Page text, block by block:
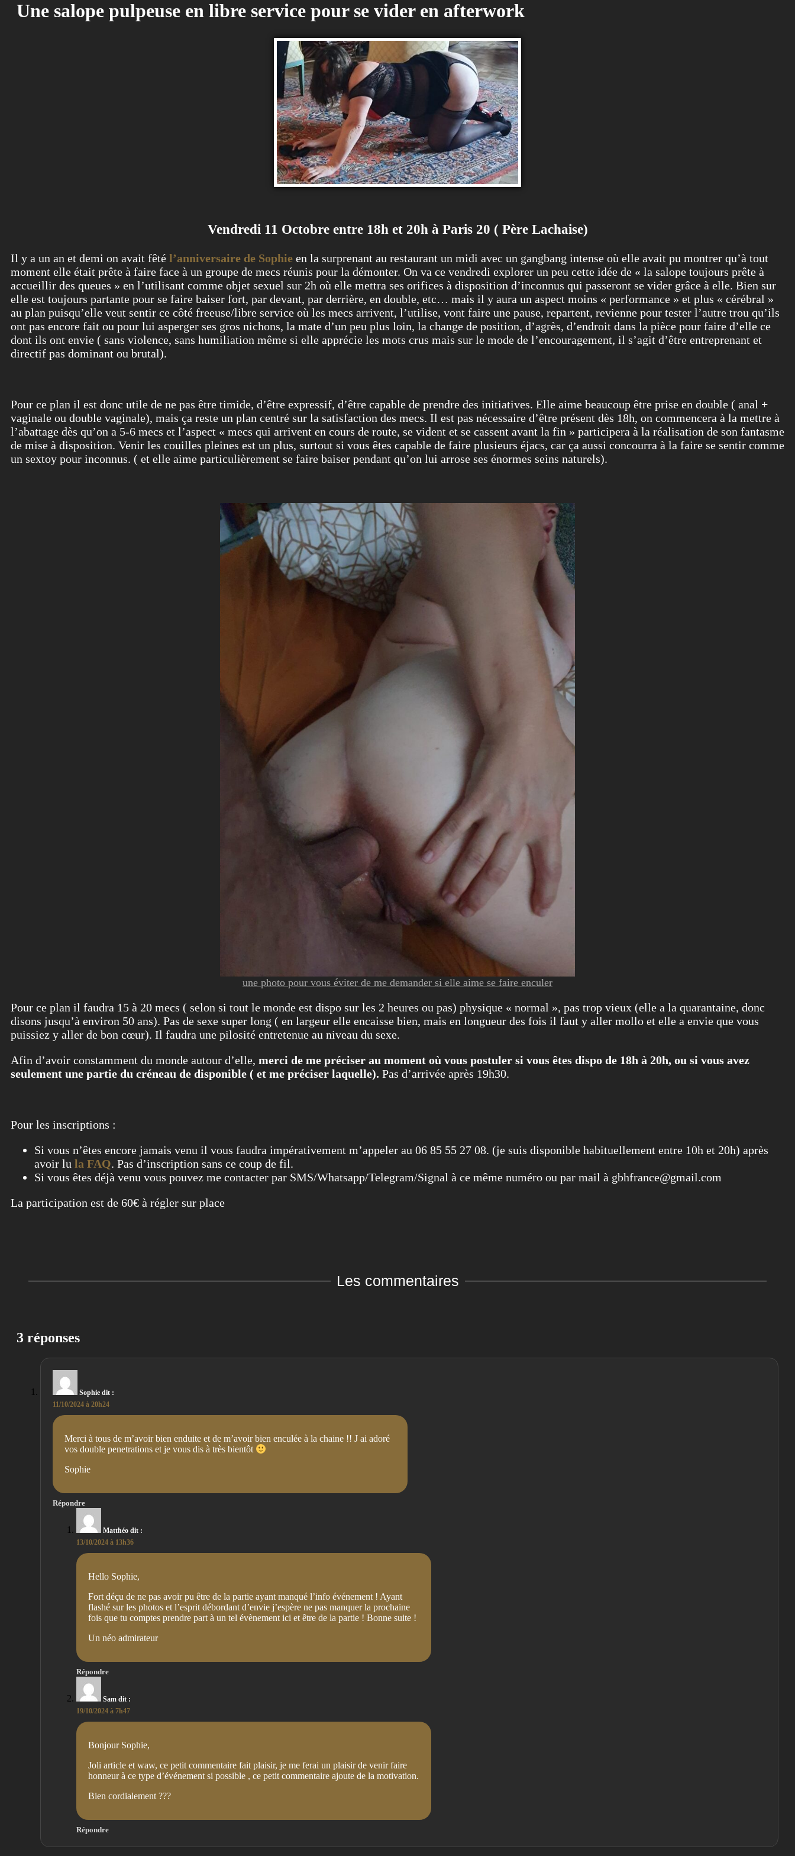
Une salope pulpeuse en libre service pour se vider en afterwork
Vendredi 11 Octobre entre 18h et 20h à Paris 20 ( Père Lachaise)
Il y a un an et demi on avait fêté l’anniversaire de Sophie en la surprenant au restaurant un midi avec un gangbang intense où elle avait pu montrer qu’à tout
moment elle était prête à faire face à un groupe de mecs réunis pour la démonter. On va ce vendredi explorer un peu cette idée de « la salope toujours prête à
accueillir des queues » en l’utilisant comme objet sexuel sur 2h où elle mettra ses orifices à disposition d’inconnus qui passeront se vider grâce à elle. Bien sur
elle est toujours partante pour se faire baiser fort, par devant, par derrière, en double, etc… mais il y aura un aspect moins « performance » et plus « cérébral »
au plan puisqu’elle veut sentir ce côté freeuse/libre service où les mecs arrivent, l’utilise, vont faire une pause, repartent, revienne pour tester l’autre trou qu’ils
ont pas encore fait ou pour lui asperger ses gros nichons, la mate d’un peu plus loin, la change de position, d’agrès, d’endroit dans la pièce pour faire d’elle ce
dont ils ont envie ( sans violence, sans humiliation même si elle apprécie les mots crus mais sur le mode de l’encouragement, il s’agit d’être entreprenant et
directif pas dominant ou brutal).
Pour ce plan il est donc utile de ne pas être timide, d’être expressif, d’être capable de prendre des initiatives. Elle aime beaucoup être prise en double ( anal +
vaginale ou double vaginale), mais ça reste un plan centré sur la satisfaction des mecs. Il est pas nécessaire d’être présent dès 18h, on commencera à la mettre à
l’abattage dès qu’on a 5-6 mecs et l’aspect « mecs qui arrivent en cours de route, se vident et se cassent avant la fin » participera à la réalisation de son fantasme
de mise à disposition. Venir les couilles pleines est un plus, surtout si vous êtes capable de faire plusieurs éjacs, car ça aussi concourra à la faire se sentir comme
un sextoy pour inconnus. ( et elle aime particulièrement se faire baiser pendant qu’on lui arrose ses énormes seins naturels).
une photo pour vous éviter de me demander si elle aime se faire enculer
Pour ce plan il faudra 15 à 20 mecs ( selon si tout le monde est dispo sur les 2 heures ou pas) physique « normal », pas trop vieux (elle a la quarantaine, donc
disons jusqu’à environ 50 ans). Pas de sexe super long ( en largeur elle encaisse bien, mais en longueur des fois il faut y aller mollo et elle a envie que vous
puissiez y aller de bon cœur). Il faudra une pilosité entretenue au niveau du sexe.
Afin d’avoir constamment du monde autour d’elle, merci de me préciser au moment où vous postuler si vous êtes dispo de 18h à 20h, ou si vous avez
seulement une partie du créneau de disponible ( et me préciser laquelle). Pas d’arrivée après 19h30.
Pour les inscriptions :
Si vous n’êtes encore jamais venu il vous faudra impérativement m’appeler au 06 85 55 27 08. (je suis disponible habituellement entre 10h et 20h) après
avoir lu la FAQ. Pas d’inscription sans ce coup de fil.
Si vous êtes déjà venu vous pouvez me contacter par SMS/Whatsapp/Telegram/Signal à ce même numéro ou par mail à gbhfrance@gmail.com
La participation est de 60€ à régler sur place
Les commentaires
3 réponses
Sophie dit :
11/10/2024 à 20h24
Merci à tous de m’avoir bien enduite et de m’avoir bien enculée à la chaine !! J ai adoré
vos double penetrations et je vous dis à très bientôt
Sophie
Répondre
Matthéo dit :
13/10/2024 à 13h36
Hello Sophie,
Fort déçu de ne pas avoir pu être de la partie ayant manqué l’info événement ! Ayant
flashé sur les photos et l’esprit débordant d’envie j’espère ne pas manquer la prochaine
fois que tu comptes prendre part à un tel évènement ici et être de la partie ! Bonne suite !
Un néo admirateur
Répondre
Sam dit :
19/10/2024 à 7h47
Bonjour Sophie,
Joli article et waw, ce petit commentaire fait plaisir, je me ferai un plaisir de venir faire
honneur à ce type d’événement si possible , ce petit commentaire ajoute de la motivation.
Bien cordialement ???
Répondre